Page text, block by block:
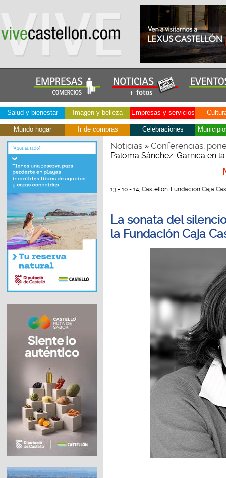
Salud y bienestar Imagen y belleza Empresas y servicios
Mundo hogar Ir de compras Celebraciones
Noticias» Conferencias,
Paloma Sánchez-Garnica en
13 - 10 - 14, Castellón. Fundación Caja
La sonata del
la Fundación Caja